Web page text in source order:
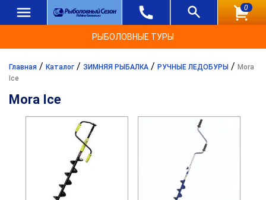
0
РЫБОЛОВНЫЕ ТУРЫ
Главная / Каталог / ЗИМНЯЯ РЫБАЛКА / РУЧНЫЕ ЛЕДОБУРЫ / Mora
Ice
Mora Ice